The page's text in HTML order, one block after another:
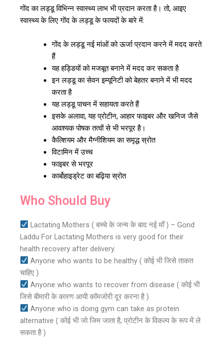
गोंद का लड्डू विभिन्न स्वास्थ्य लाभ भी प्रदान करता है। तो, आइए
स्वास्थ्य के लिए गोंद के लड्डू के फायदों के बारे में:
गोंद के लड्डू नई मांओं को ऊर्जा प्रदान करने में मदद करते
हैं
यह हड्डियों को मजबूत बनाने में मदद कर सकता है
इन लड्डू का सेवन इम्यूनिटी को बेहतर बनाने में भी मदद
करता है
यह लड्डू पाचन में सहायता करते हैं
इसके अलावा, यह प्रोटीन, आहार फाइबर और खनिज जैसे
आवश्यक पोषक तत्वों से भी भरपूर है।
कैल्शियम और मैग्नीशियम का समृद्ध स्रोत
विटामिन में उच्च
फाइबर से भरपूर
कार्बोहाइड्रेट का बढ़िया स्रोत
Who Should Buy
Lactating Mothers ( बच्चे के जन्म के बाद नई माँ ) – Gond
Laddu For Lactating Mothers is very good for their
health recovery after delivery.
Anyone who wants to be healthy ( कोई भी जिसे ताकत
चाहिए )
Anyone who wants to recover from disease ( कोई भी
जिसे बीमारी के कारण आयी कॉमजोरी दूर करना है )
Anyone who is doing gym can take as protein
alternative ( कोई भी जो जिम जाता है, प्रोटीन के विकल्प के रूप में ले
सकता है )